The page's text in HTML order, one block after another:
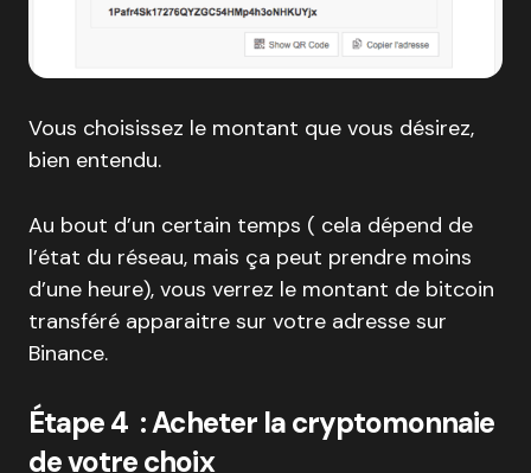
Vous choisissez le montant que vous désirez,
bien entendu.
Au bout d’un certain temps ( cela dépend de
l’état du réseau, mais ça peut prendre moins
d’une heure), vous verrez le montant de bitcoin
transféré apparaitre sur votre adresse sur
Binance.
Étape 4 : Acheter la cryptomonnaie
de votre choix